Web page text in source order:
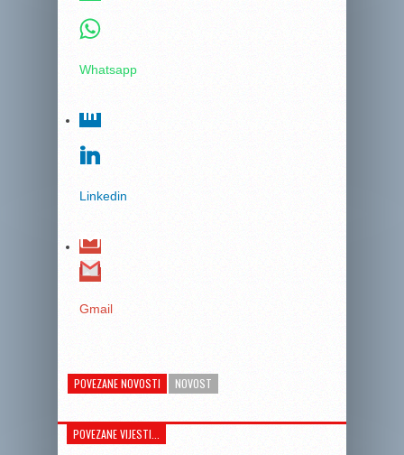
Whatsapp
Linkedin
Gmail
POVEZANE NOVOSTI NOVOST
POVEZANE VIJESTI...